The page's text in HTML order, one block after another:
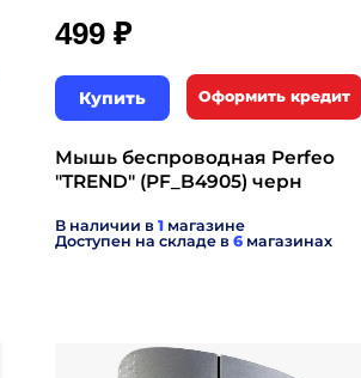
499 ₽
Купить Оформить кредит
Мышь беспроводная Perfeo
"TREND" (PF_B4905) черн
В наличии в 1 магазине
Доступен на складе в 6 магазинах